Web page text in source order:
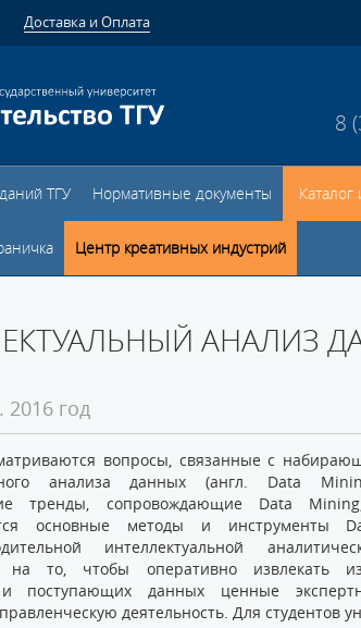
Доставка и Оплата
8
ТГУ Нормативные документы Каталог
Центр креативных индустрий
АНАЛИЗ
2016 год
вопросы, связанные с
анализа данных (англ. Data
тренды, сопровождающие Data
основные методы и инструменты
интеллектуальной
на то, чтобы оперативно извлекать
поступающих данных ценные
деятельность. Для студентов